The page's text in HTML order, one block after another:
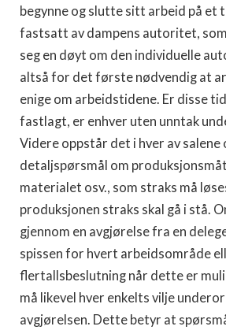
begynne og slutte sitt arbeid på et
fastsatt av dampens autoritet,
seg en døyt om den individuelle
altså for det første nødvendig at
enige om arbeidstidene. Er disse
fastlagt, er enhver uten unntak
Videre oppstår det i hver av salene
detaljspørsmål om
materialet osv., som straks må
produksjonen straks skal gå i stå.
gjennom en avgjørelse fra en
spissen for hvert arbeidsområde
flertallsbeslutning når dette er
må likevel hver enkelts vilje
avgjørelsen. Dette betyr at